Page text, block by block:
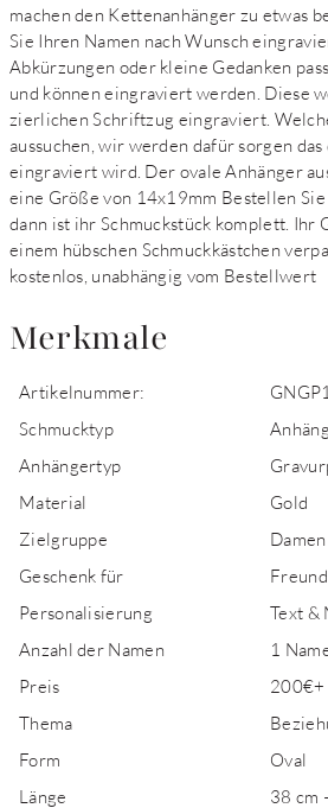
machen den Kettenanhänger zu etwas
Sie Ihren Namen nach Wunsch
Abkürzungen oder kleine Gedanken
und können eingraviert werden. Diese
zierlichen Schriftzug eingraviert.
aussuchen, wir werden dafür sorgen
eingraviert wird. Der ovale Anhänger
eine Größe von 14x19mm Bestellen
dann ist ihr Schmuckstück komplett. Ihr
einem hübschen Schmuckkästchen
kostenlos, unabhängig vom Bestellwert
Merkmale
Artikelnummer:
Schmucktyp
Anhängertyp
Material
Gold
Zielgruppe
Damen
Geschenk für
Personalisierung
Text &
Anzahl der Namen
1
Preis
200€+
Thema
Form
Oval
Länge
38 cm